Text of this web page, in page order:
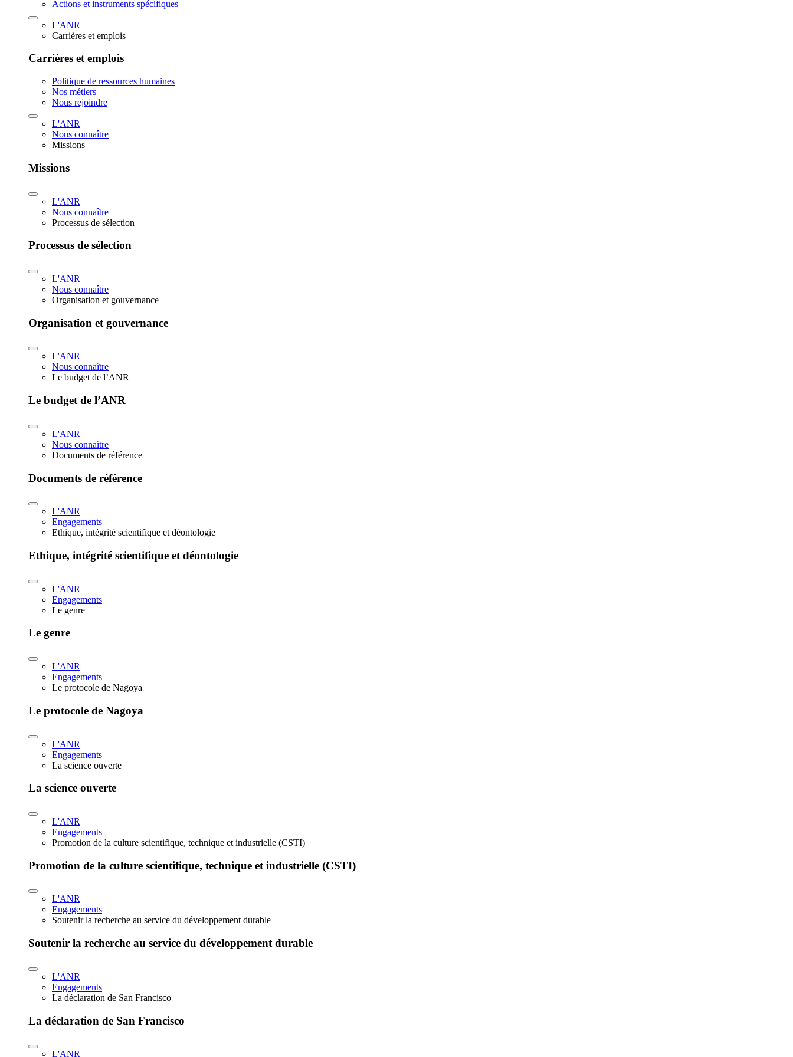
Actions et instruments spécifiques
L'ANR
Carrières et emplois
Carrières et emplois
Politique de ressources humaines
Nos métiers
Nous rejoindre
L'ANR
Nous connaître
Missions
Missions
L'ANR
Nous connaître
Processus de sélection
Processus de sélection
L'ANR
Nous connaître
Organisation et gouvernance
Organisation et gouvernance
L'ANR
Nous connaître
Le budget de l’ANR
Le budget de l’ANR
L'ANR
Nous connaître
Documents de référence
Documents de référence
L'ANR
Engagements
Ethique, intégrité scientifique et déontologie
Ethique, intégrité scientifique et déontologie
L'ANR
Engagements
Le genre
Le genre
L'ANR
Engagements
Le protocole de Nagoya
Le protocole de Nagoya
L'ANR
Engagements
La science ouverte
La science ouverte
L'ANR
Engagements
Promotion de la culture scientifique, technique et industrielle (CSTI)
Promotion de la culture scientifique, technique et industrielle (CSTI)
L'ANR
Engagements
Soutenir la recherche au service du développement durable
Soutenir la recherche au service du développement durable
L'ANR
Engagements
La déclaration de San Francisco
La déclaration de San Francisco
L'ANR